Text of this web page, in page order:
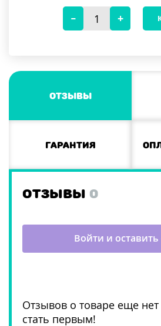
Отзывы
Гарантия
ОТЗЫВЫ 0
Отзывов о товаре еще
стать первым!
Войти и оставить